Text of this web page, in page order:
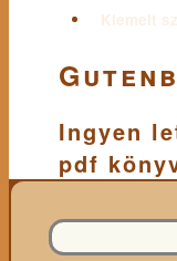
Kiemelt
Ingyen
pdf